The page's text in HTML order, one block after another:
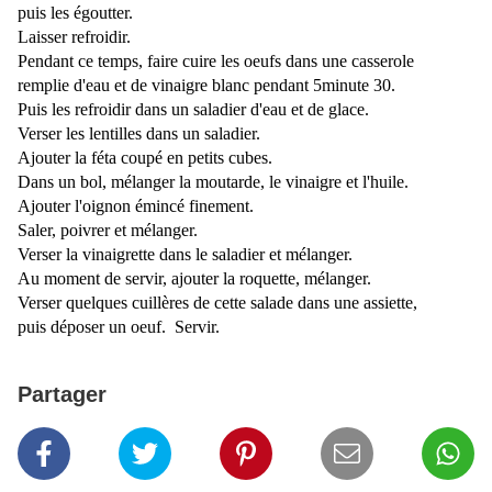
puis les égoutter.
Laisser refroidir.
Pendant ce temps, faire cuire les oeufs dans une casserole
remplie d'eau et de vinaigre blanc pendant 5minute 30.
Puis les refroidir dans un saladier d'eau et de glace.
Verser les lentilles dans un saladier.
Ajouter la féta coupé en petits cubes.
Dans un bol, mélanger la moutarde, le vinaigre et l'huile.
Ajouter l'oignon émincé finement.
Saler, poivrer et mélanger.
Verser la vinaigrette dans le saladier et mélanger.
Au moment de servir, ajouter la roquette, mélanger.
Verser quelques cuillères de cette salade dans une assiette,
puis déposer un oeuf. Servir.
Partager